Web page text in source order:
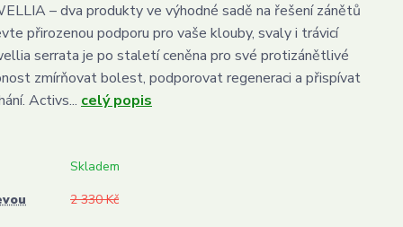
– dva produkty ve výhodné sadě na řešení zánětů
přirozenou podporu pro vaše klouby, svaly i trávicí
serrata je po staletí ceněna pro své protizánětlivé
zmírňovat bolest, podporovat regeneraci a přispívat
Activs... celý popis
Skladem
2 330 Kč